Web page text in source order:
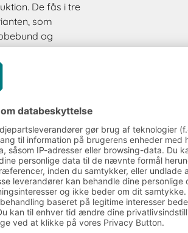
De fås i tre
som
og
alle BITO-
end
du dem 180
hvilket giver en
robuste. Den
og har
et løst låg.
De har en
De er nemme
greb.